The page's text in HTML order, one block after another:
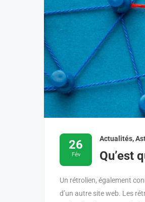
26
Fév
Actualités,
Qu’est
Un rétrolien, également
d’un autre site web. Les